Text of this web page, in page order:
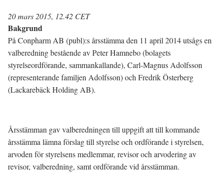
20 mars 2015, 12.42 CET
Bakgrund
På Conpharm AB (publ):s årsstämma den 11 april 2014 utsågs en
valberedning bestående av Peter Hamnebo (bolagets
styrelseordförande, sammankallande), Carl-Magnus Adolfsson
(representerande familjen Adolfsson) och Fredrik Österberg
(Lackarebäck Holding AB).
Årsstämman gav valberedningen till uppgift att till kommande
årsstämma lämna förslag till styrelse och ordförande i styrelsen,
arvoden för styrelsens medlemmar, revisor och arvodering av
revisor, valberedning, samt ordförande vid årsstämman.